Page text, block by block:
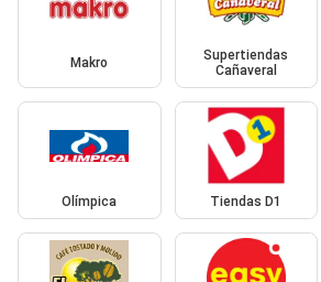
Makro
Supertiendas
Cañaveral
Olímpica Tiendas D1